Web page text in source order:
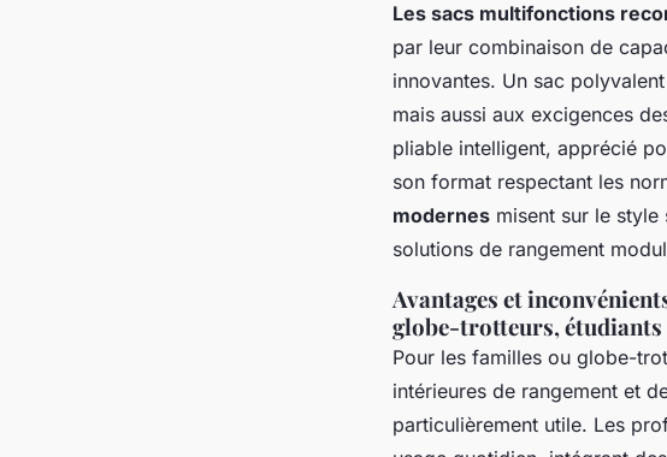
Les sacs multifonctions
par leur combinaison de
innovantes. Un sac
mais aussi aux excigences
pliable intelligent, apprécié
son format respectant les
modernes misent sur le
solutions de rangement
Avantages et
globe-trotteurs, étudiants
Pour les familles ou globe-
intérieures de rangement et
particulièrement utile. Les